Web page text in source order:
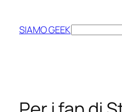
contenuto
SIAMO GEEKCerca